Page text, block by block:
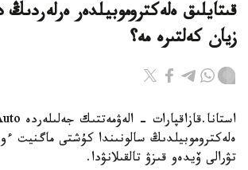
قىتايلىق ەلەكتروموبيلدەر ەرلەردىڭ
زيان كەلتىرە مە؟
ەلەكتروموبيلدىڭ سالونىندا كۇشتى ماگنيت
تۋرالى ۆيدەو قىزۋ تالقىلانۋدا.